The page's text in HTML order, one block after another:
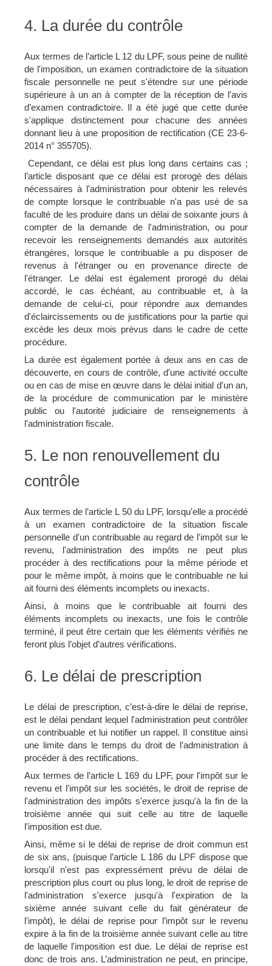
4. La durée du contrôle
Aux termes de l’article L 12 du LPF, sous peine de nullité
de l'imposition, un examen contradictoire de la situation
fiscale personnelle ne peut s'étendre sur une période
supérieure à un an à compter de la réception de l'avis
d’examen contradictoire. Il a été jugé que cette durée
s'applique distinctement pour chacune des années
donnant lieu à une proposition de rectification (CE 23-6-
2014 n° 355705).
Cependant, ce délai est plus long dans certains cas ;
l’article disposant que ce délai est prorogé des délais
nécessaires à l'administration pour obtenir les relevés
de compte lorsque le contribuable n'a pas usé de sa
faculté de les produire dans un délai de soixante jours à
compter de la demande de l'administration, ou pour
recevoir les renseignements demandés aux autorités
étrangères, lorsque le contribuable a pu disposer de
revenus à l'étranger ou en provenance directe de
l'étranger. Le délai est également prorogé du délai
accordé, le cas échéant, au contribuable et, à la
demande de celui-ci, pour répondre aux demandes
d'éclaircissements ou de justifications pour la partie qui
excède les deux mois prévus dans le cadre de cette
procédure.
La durée est également portée à deux ans en cas de
découverte, en cours de contrôle, d'une activité occulte
ou en cas de mise en œuvre dans le délai initial d'un an,
de la procédure de communication par le ministère
public ou l'autorité judiciaire de renseignements à
l'administration fiscale.
5. Le non renouvellement du
contrôle
Aux termes de l’article L 50 du LPF, lorsqu'elle a procédé
à un examen contradictoire de la situation fiscale
personnelle d'un contribuable au regard de l'impôt sur le
revenu, l'administration des impôts ne peut plus
procéder à des rectifications pour la même période et
pour le même impôt, à moins que le contribuable ne lui
ait fourni des éléments incomplets ou inexacts.
Ainsi, à moins que le contribuable ait fourni des
éléments incomplets ou inexacts, une fois le contrôle
terminé, il peut être certain que les éléments vérifiés ne
feront plus l’objet d’autres vérifications.
6. Le délai de prescription
Le délai de prescription, c’est-à-dire le délai de reprise,
est le délai pendant lequel l'administration peut contrôler
un contribuable et lui notifier un rappel. Il constitue ainsi
une limite dans le temps du droit de l'administration à
procéder à des rectifications.
Aux termes de l’article L 169 du LPF, pour l'impôt sur le
revenu et l'impôt sur les sociétés, le droit de reprise de
l'administration des impôts s'exerce jusqu'à la fin de la
troisième année qui suit celle au titre de laquelle
l'imposition est due.
Ainsi, même si le délai de reprise de droit commun est
de six ans, (puisque l’article L 186 du LPF dispose que
lorsqu'il n'est pas expressément prévu de délai de
prescription plus court ou plus long, le droit de reprise de
l'administration s'exerce jusqu'à l'expiration de la
sixième année suivant celle du fait générateur de
l'impôt), le délai de reprise pour l’impôt sur le revenu
expire à la fin de la troisième année suivant celle au titre
de laquelle l'imposition est due. Le délai de reprise est
donc de trois ans. L’administration ne peut, en principe,